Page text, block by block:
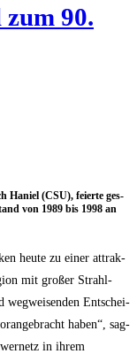
90.
Hani­el (CSU), fei­er­te ges­
von 1989 bis 1998 an
heu­te zu einer attrak­
mit gro­ßer Strahl­
weg­wei­sen­den Ent­schei­
haben“, sag­
in ihrem